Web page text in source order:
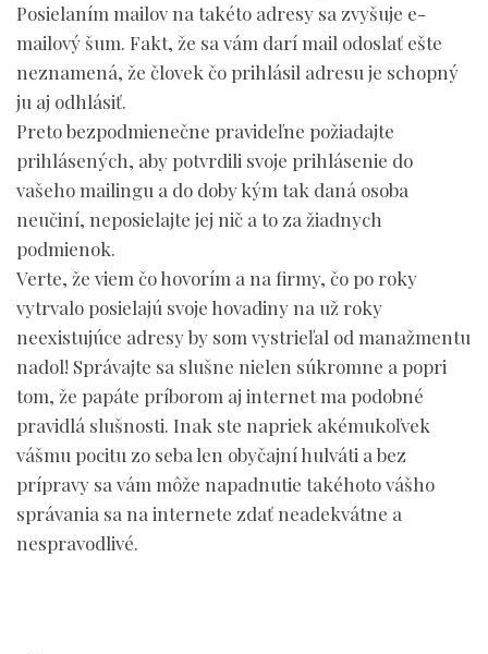
Posielaním mailov na takéto adresy sa zvyšuje e-
mailový šum. Fakt, že sa vám darí mail odoslať ešte
neznamená, že človek čo prihlásil adresu je schopný
ju aj odhlásiť.
Preto bezpodmienečne pravideľne požiadajte
prihlásených, aby potvrdili svoje prihlásenie do
vašeho mailingu a do doby kým tak daná osoba
neučiní, neposielajte jej nič a to za žiadnych
podmienok.
Verte, že viem čo hovorím a na firmy, čo po roky
vytrvalo posielajú svoje hovadiny na už roky
neexistujúce adresy by som vystrieľal od manažmentu
nadol! Správajte sa slušne nielen súkromne a popri
tom, že papáte príborom aj internet ma podobné
pravidlá slušnosti. Inak ste napriek akémukoľvek
vášmu pocitu zo seba len obyčajní hulváti a bez
prípravy sa vám môže napadnutie takéhoto vášho
správania sa na internete zdať neadekvátne a
nespravodlivé.